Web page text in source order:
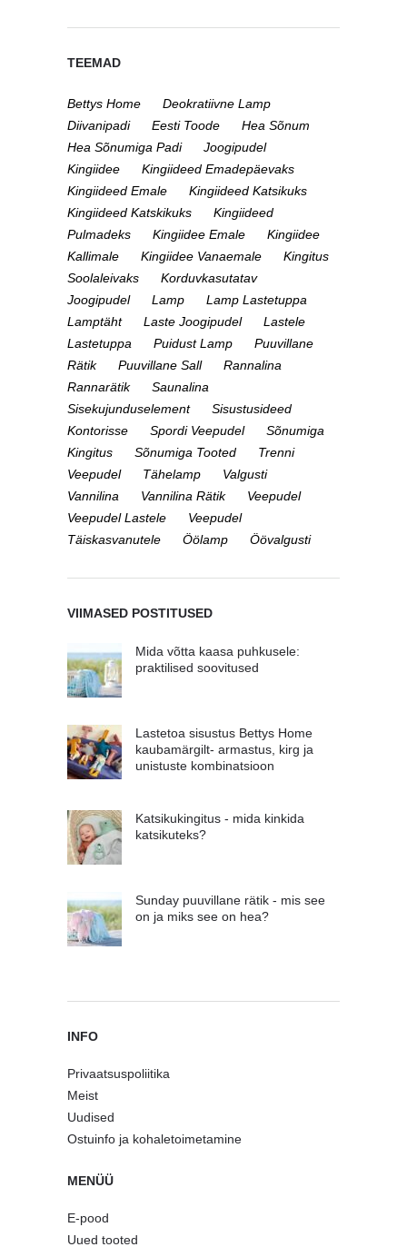
TEEMAD
Bettys Home
Deokratiivne Lamp
Diivanipadi
Eesti Toode
Hea Sõnum
Hea Sõnumiga Padi
Joogipudel
Kingiidee
Kingiideed Emadepäevaks
Kingiideed Emale
Kingiideed Katsikuks
Kingiideed Katskikuks
Kingiideed
Pulmadeks
Kingiidee Emale
Kingiidee
Kallimale
Kingiidee Vanaemale
Kingitus
Soolaleivaks
Korduvkasutatav
Joogipudel
Lamp
Lamp Lastetuppa
Lamptäht
Laste Joogipudel
Lastele
Lastetuppa
Puidust Lamp
Puuvillane
Rätik
Puuvillane Sall
Rannalina
Rannarätik
Saunalina
Sisekujunduselement
Sisustusideed
Kontorisse
Spordi Veepudel
Sõnumiga
Kingitus
Sõnumiga Tooted
Trenni
Veepudel
Tähelamp
Valgusti
Vannilina
Vannilina Rätik
Veepudel
Veepudel Lastele
Veepudel
Täiskasvanutele
Öölamp Öövalgusti
VIIMASED POSTITUSED
Mida võtta kaasa puhkusele:
praktilised soovitused
Lastetoa sisustus Bettys Home
kaubamärgilt- armastus, kirg ja
unistuste kombinatsioon
Katsikukingitus - mida kinkida
katsikuteks?
Sunday puuvillane rätik - mis see
on ja miks see on hea?
INFO
Privaatsuspoliitika
Meist
Uudised
Ostuinfo ja kohaletoimetamine
MENÜÜ
E-pood
Uued tooted